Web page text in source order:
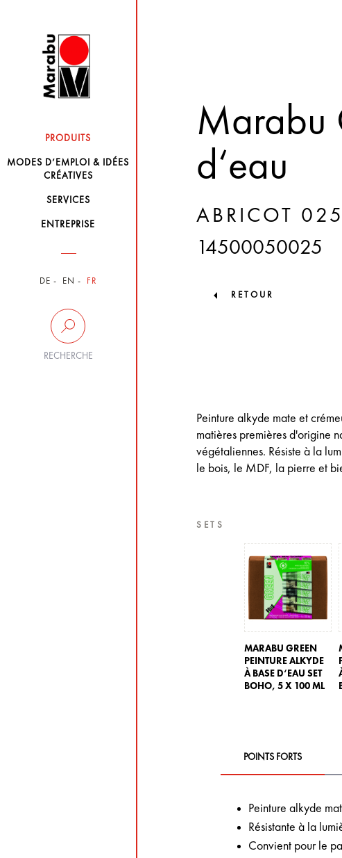
PRODUITS
MODES D’EMPLOI & IDÉES
CRÉATIVES
SERVICES
ENTREPRISE
DE EN FR
RECHERCHE
Marabu
d‘eau
ABRICOT
14500050025
RETOUR
Peinture alkyde mate et
matières premières d'origine
végétaliennes. Résiste à la
le bois, le MDF, la pierre et
SETS
MARABU GREEN
PEINTURE ALKYDE
À BASE D‘EAU SET
BOHO,5 X 100 ML
POINTS FORTS
Peinture alkyde
Résistante à la
Convient pour le